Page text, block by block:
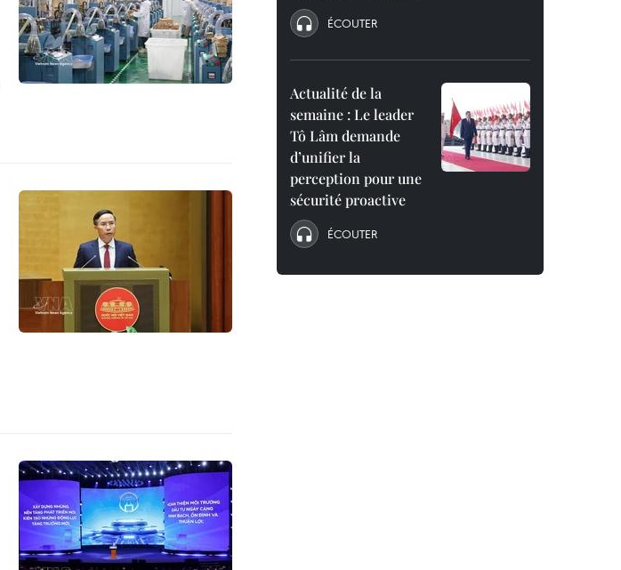
ÉCOUTER
Actualité de la
semaine : Le leader
Tô Lâm demande
d’unifier la
perception pour une
sécurité proactive
ÉCOUTER